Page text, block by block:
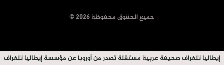
© جميع الحقوق محفوظة 2026
إيطاليا تلغراف صحيفة عربية مستقلة تصدر من أوروبا عن مؤسسة إيطاليا تلغراف